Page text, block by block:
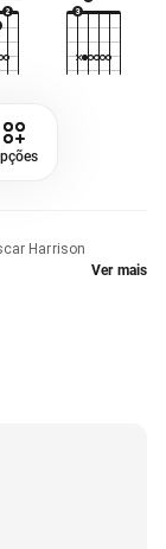
Harrison
Ver mais